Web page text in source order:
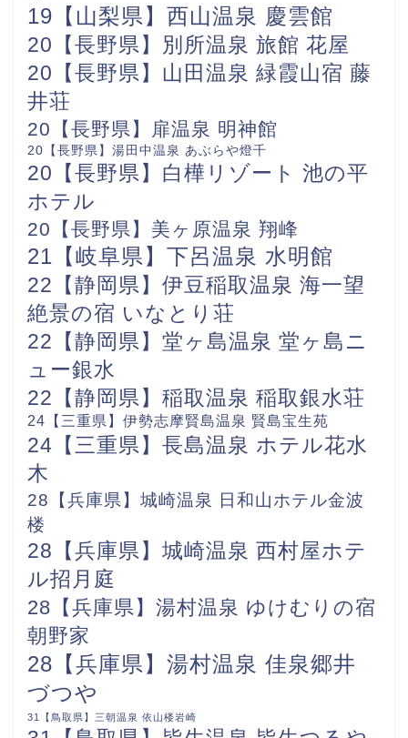
19【山梨県】西山温泉 慶雲館
20【長野県】別所温泉 旅館 花屋
20【長野県】山田温泉 緑霞山宿 藤
井荘
20【長野県】扉温泉 明神館
20【長野県】湯田中温泉 あぶらや燈千
20【長野県】白樺リゾート 池の平
ホテル
20【長野県】美ヶ原温泉 翔峰
21【岐阜県】下呂温泉 水明館
22【静岡県】伊豆稲取温泉 海一望
絶景の宿 いなとり荘
22【静岡県】堂ヶ島温泉 堂ヶ島ニ
ュー銀水
22【静岡県】稲取温泉 稲取銀水荘
24【三重県】伊勢志摩賢島温泉 賢島宝生苑
24【三重県】長島温泉 ホテル花水
木
28【兵庫県】城崎温泉 日和山ホテル金波
楼
28【兵庫県】城崎温泉 西村屋ホテ
ル招月庭
28【兵庫県】湯村温泉 ゆけむりの宿
朝野家
28【兵庫県】湯村温泉 佳泉郷井
づつや
31【鳥取県】三朝温泉 依山楼岩崎